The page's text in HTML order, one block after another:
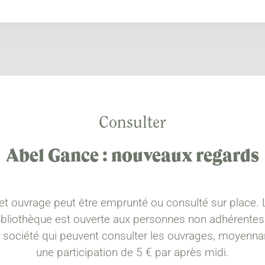
Consulter
Abel Gance : nouveaux regards
ouvrage peut être emprunté ou consulté sur place.
est ouverte aux personnes non
société qui peuvent consulter les ouvrages,
une participation de 5 € par après midi.